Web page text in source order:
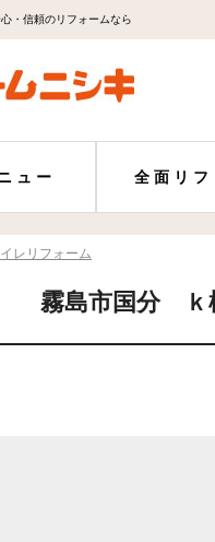
・信頼のリフォームなら
ュー 全面リフ
イレリフォーム
霧島市国分 ｋ